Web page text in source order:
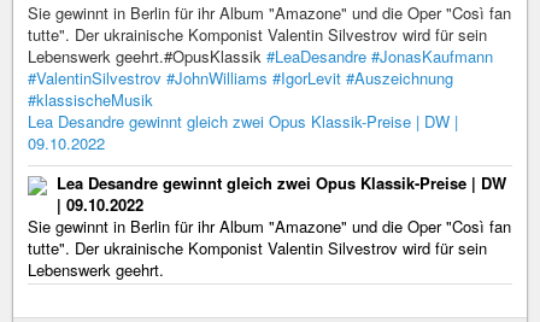
Sie gewinnt in Berlin für ihr Album "Amazone" und die Oper "Così fan
tutte". Der ukrainische Komponist Valentin Silvestrov wird für sein
Lebenswerk geehrt.#OpusKlassik #LeaDesandre #JonasKaufmann
#ValentinSilvestrov #JohnWilliams #IgorLevit #Auszeichnung
#klassischeMusik
Lea Desandre gewinnt gleich zwei Opus Klassik-Preise | DW |
09.10.2022
Lea Desandre gewinnt gleich zwei Opus Klassik-Preise | DW
| 09.10.2022
Sie gewinnt in Berlin für ihr Album "Amazone" und die Oper "Così fan
tutte". Der ukrainische Komponist Valentin Silvestrov wird für sein
Lebenswerk geehrt.